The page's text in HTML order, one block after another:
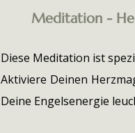
Meditation -
Diese Meditation ist
Aktiviere Deinen
Deine Engelsenergie